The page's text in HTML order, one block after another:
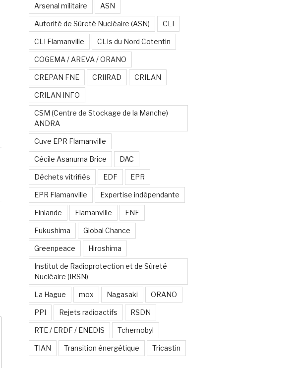
Arsenal militaire ASN
Autorité de Sûreté Nucléaire (ASN) CLI
CLI Flamanville CLIs du Nord Cotentin
COGEMA / AREVA / ORANO
CREPAN FNE CRIIRAD CRILAN
CRILAN INFO
CSM (Centre de Stockage de la Manche)
ANDRA
Cuve EPR Flamanville
Cécile Asanuma Brice DAC
Déchets vitrifiés EDF EPR
EPR Flamanville Expertise indépendante
Finlande Flamanville FNE
Fukushima Global Chance
Greenpeace Hiroshima
Institut de Radioprotection et de Sûreté
Nucléaire (IRSN)
La Hague mox Nagasaki ORANO
PPI Rejets radioactifs RSDN
RTE / ERDF / ENEDIS Tchernobyl
TIAN Transition énergétique Tricastin